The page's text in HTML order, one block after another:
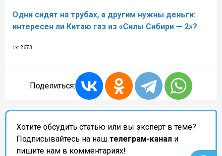
Одни сидят на трубах, а другим нужны деньги:
интересен ли Китаю газ из «Силы Сибири — 2»?
Lx: 2673
Поделиться:
Хотите обсудить статью или вы эксперт в теме?
Подписывайтесь на наш телеграм-канал и
пишите нам в комментариях!